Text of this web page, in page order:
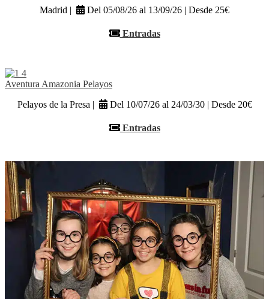
Madrid |
Del 05/08/26 al 13/09/26 | Desde 25€
Entradas
Aventura Amazonia Pelayos
Pelayos de la Presa |
Del 10/07/26 al 24/03/30 | Desde 20€
Entradas